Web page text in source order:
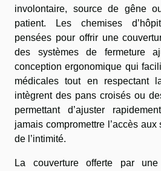
involontaire, source de gêne
patient. Les chemises
pensées pour offrir une
des systèmes de fermeture
conception ergonomique qui
médicales tout en respectant
intègrent des pans croisés ou
permettant d’ajuster
jamais compromettre l’accès
de l’intimité.
La couverture offerte par